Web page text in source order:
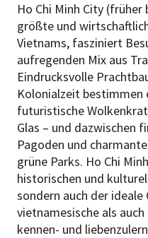
Ho Chi Minh City
größte und
Vietnams, fasziniert
aufregenden Mix aus
Eindrucksvolle
Kolonialzeit bestimmen
futuristische
Glas – und dazwischen
Pagoden und
grüne Parks. Ho Chi
historischen und
sondern auch der
vietnamesische als
kennen- und